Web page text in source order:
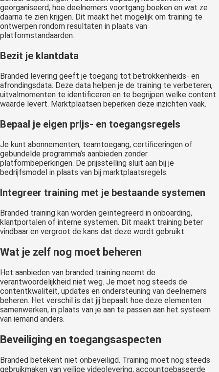
georganiseerd, hoe deelnemers voortgang boeken en wat ze
daarna te zien krijgen. Dit maakt het mogelijk om training te
ontwerpen rondom resultaten in plaats van
platformstandaarden.
Bezit je klantdata
Branded levering geeft je toegang tot betrokkenheids- en
afrondingsdata. Deze data helpen je de training te verbeteren,
uitvalmomenten te identificeren en te begrijpen welke content
waarde levert. Marktplaatsen beperken deze inzichten vaak.
Bepaal je eigen prijs- en toegangsregels
Je kunt abonnementen, teamtoegang, certificeringen of
gebundelde programma’s aanbieden zonder
platformbeperkingen. De prijsstelling sluit aan bij je
bedrijfsmodel in plaats van bij marktplaatsregels.
Integreer training met je bestaande systemen
Branded training kan worden geïntegreerd in onboarding,
klantportalen of interne systemen. Dit maakt training beter
vindbaar en vergroot de kans dat deze wordt gebruikt.
Wat je zelf nog moet beheren
Het aanbieden van branded training neemt de
verantwoordelijkheid niet weg. Je moet nog steeds de
contentkwaliteit, updates en ondersteuning van deelnemers
beheren. Het verschil is dat jij bepaalt hoe deze elementen
samenwerken, in plaats van je aan te passen aan het systeem
van iemand anders.
Beveiliging en toegangsaspecten
Branded betekent niet onbeveiligd. Training moet nog steeds
gebruikmaken van veilige videolevering, accountgebaseerde